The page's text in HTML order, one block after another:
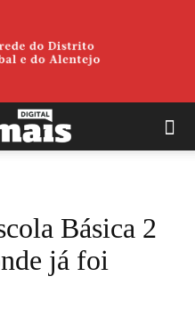
Básica 2
já foi